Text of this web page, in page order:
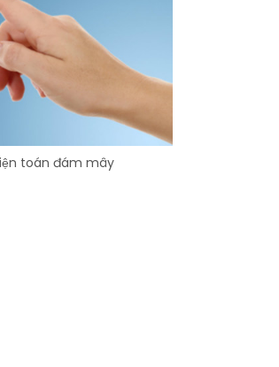
toán đám mây